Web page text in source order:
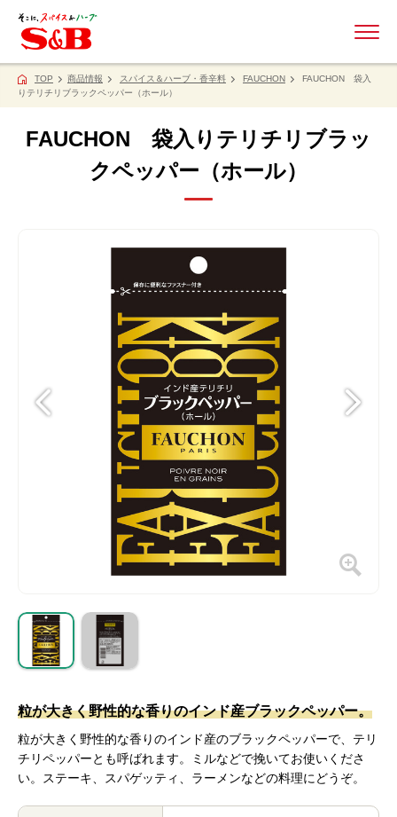
TOP 商品情報 スパイス＆ハーブ・香辛料 FAUCHON
FAUCHON 袋入
りテリチリブラックペッパー（ホール）
FAUCHON 袋入りテリチリブラッ
クペッパー（ホール）
粒が大きく野性的な香りのインド産ブラックペッパー。
粒が大きく野性的な香りのインド産のブラックペッパーで、テリ
チリペッパーとも呼ばれます。ミルなどで挽いてお使いくださ
い。ステーキ、スパゲッティ、ラーメンなどの料理にどうぞ。